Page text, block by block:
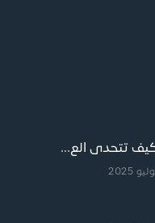
تتحدى الع...